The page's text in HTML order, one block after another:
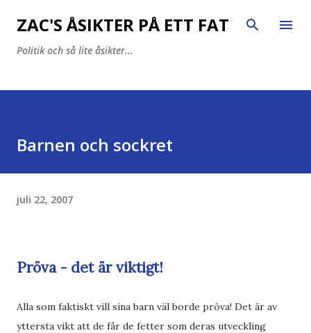
Fortsätt till huvudinnehåll
ZAC'S ÅSIKTER PÅ ETT FAT
Politik och så lite åsikter...
Barnen och sockret
juli 22, 2007
Pröva - det är viktigt!
Alla som faktiskt vill sina barn väl borde pröva! Det är av
yttersta vikt att de får de fetter som deras utveckling